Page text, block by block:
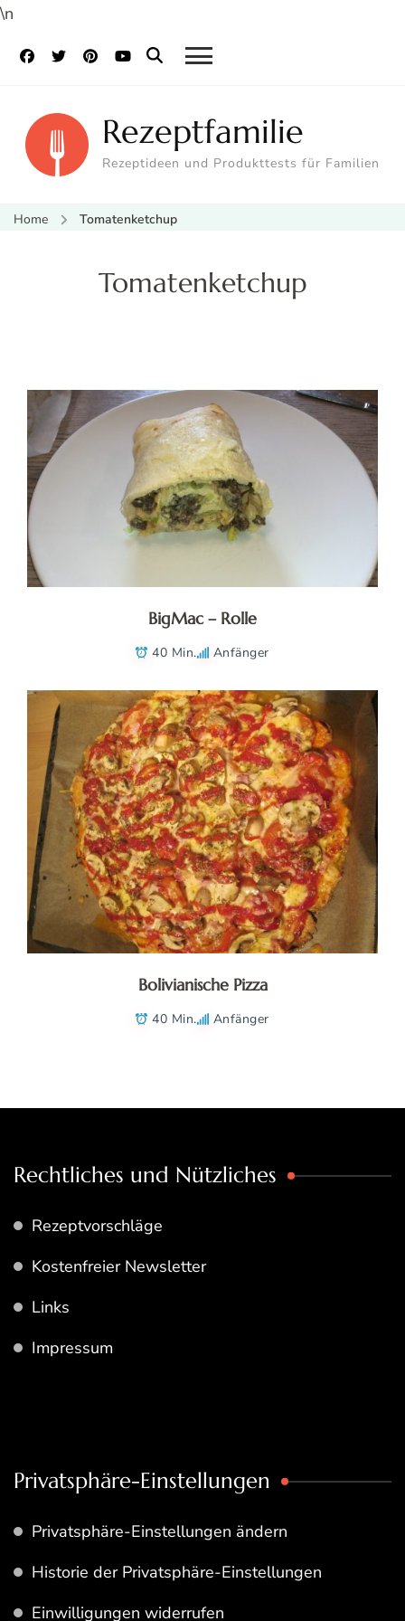
\n
Rezeptfamilie
Rezeptideen und Produkttests für Familien
Home Tomatenketchup
Tomatenketchup
BigMac – Rolle
40 Min. Anfänger
Bolivianische Pizza
40 Min. Anfänger
Rechtliches und Nützliches
Rezeptvorschläge
Kostenfreier Newsletter
Links
Impressum
Privatsphäre-Einstellungen
Privatsphäre-Einstellungen ändern
Historie der Privatsphäre-Einstellungen
Einwilligungen widerrufen